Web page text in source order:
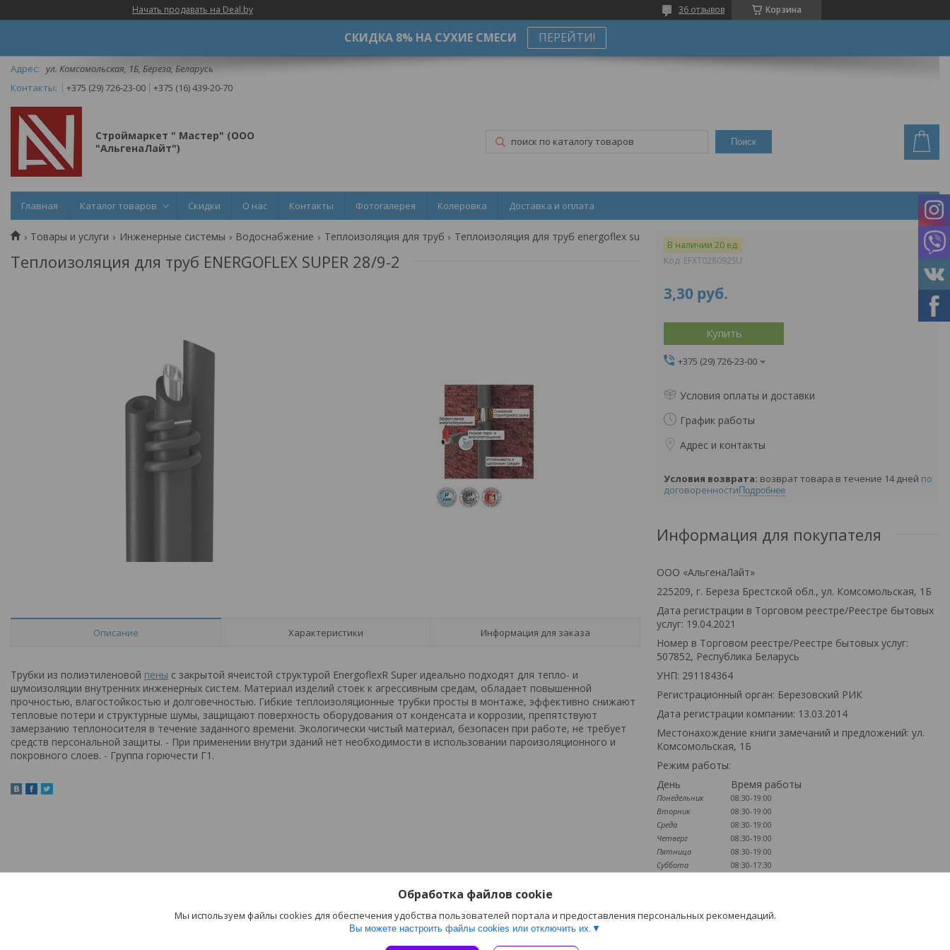
Начать продавать на Deal.by Корзина
36 отзывов
СКИДКА 8% НА СУХИЕ СМЕСИ ПЕРЕЙТИ!
ул. Комсомольская, 1Б, Береза, Беларусь
+375 (29) 726-23-00
+375 (16) 439-20-70
Строймаркет " Мастер" (ООО
"АльгенаЛайт")
Поиск
Главная Каталог товаров Скидки О нас Контакты Фотогалерея Колеровка Доставка и оплата
Товары и услуги Инженерные системы Водоснабжение Теплоизоляция для труб
Теплоизоляция для труб ENERGOFLEX SUPER 28/9-2
Описание Характеристики Информация для заказа
Трубки из полиэтиленовой пены с закрытой ячеистой структурой EnergoflexR Super идеально подходят для тепло- и
шумоизоляции внутренних инженерных систем. Материал изделий стоек к агрессивным средам, обладает повышенной
прочностью, влагостойкостью и долговечностью. Гибкие теплоизоляционные трубки просты в монтаже, эффективно снижают
тепловые потери и структурные шумы, защищают поверхность оборудования от конденсата и коррозии, препятствуют
замерзанию теплоносителя в течение заданного времени. Экологически чистый материал, безопасен при работе, не требует
средств персональной защиты. - При применении внутри зданий нет необходимости в использовании пароизоляционного и
покровного слоев. - Группа горючести Г1.
В наличии 20 ед.
Код: EFXT028092SU
3,30 руб.
Купить
+375 (29) 726-23-00
Условия оплаты и доставки
График работы
Адрес и контакты
возврат товара в течение 14 дней по
договоренности Подробнее
Информация для покупателя
ООО «АльгенаЛайт»
225209, г. Береза Брестской обл., ул. Комсомольская, 1Б
Дата регистрации в Торговом реестре/Реестре бытовых
услуг: 19.04.2021
Номер в Торговом реестре/Реестре бытовых услуг:
507852, Республика Беларусь
УНП: 291184364
Регистрационный орган: Березовский РИК
Дата регистрации компании: 13.03.2014
Местонахождение книги замечаний и предложений: ул.
Комсомольская, 1Б
Режим работы:
День
Время работы
Понедельник
08:30-19:00
Вторник
08:30-19:00
Среда
08:30-19:00
Четверг
08:30-19:00
Пятница
08:30-19:00
Суббота
08:30-17:30
Наличие документов
Обработка файлов cookie
Мы используем файлы cookies для обеспечения удобства пользователей портала и предоставления персональных рекомендаций.
Вы можете настроить файлы cookies или отключить их.